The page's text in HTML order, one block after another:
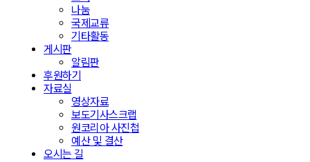
나눔
국제교류
기타활동
게시판
알림판
후원하기
자료실
영상자료
보도기사스크랩
원코리아 사진첩
예산 및 결산
오시는 길